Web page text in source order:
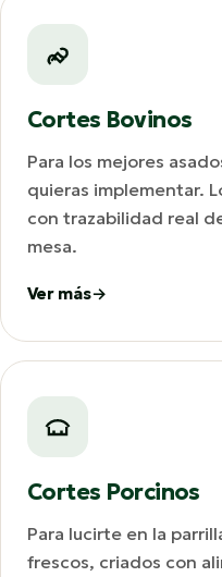
Cortes Bovinos
Para los mejores
quieras implementar.
con trazabilidad real
mesa.
Ver más
Cortes Porcinos
Para lucirte en la
frescos, criados con